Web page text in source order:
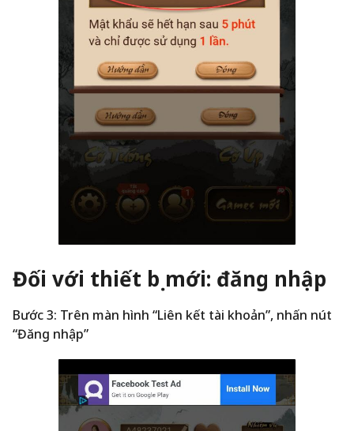
Đối với thiết bị mới: đăng nhập
Bước 3: Trên màn hình “Liên kết tài khoản”, nhấn nút
“Đăng nhập”